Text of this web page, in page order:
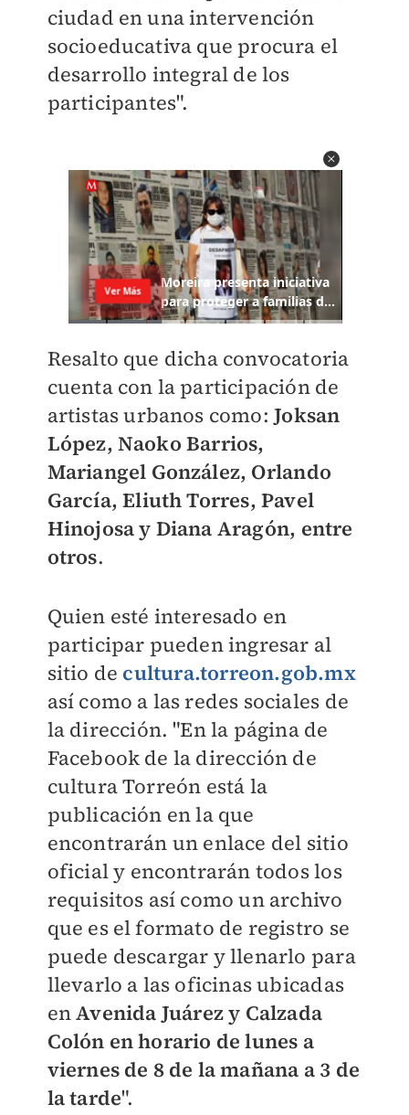
ciudad en una intervención
socioeducativa que procura el
desarrollo integral de los
participantes".
Resalto que dicha convocatoria
cuenta con la participación de
artistas urbanos como:Joksan
López, Naoko Barrios,
Mariangel González, Orlando
García, Eliuth Torres, Pavel
Hinojosa y Diana Aragón, entre
otros.
Quien esté interesado en
participar pueden ingresar al
sitio de cultura.torreon.gob.mx
así como a las redes sociales de
la dirección. "En la página de
Facebook de la dirección de
cultura Torreón está la
publicación en la que
encontrarán un enlace del sitio
oficial y encontrarán todos los
requisitos así como un archivo
que es el formato de registro se
puede descargar y llenarlo para
llevarlo a las oficinas ubicadas
enAvenida Juárez y Calzada
Colón en horario de lunes a
viernes de 8 de la mañana a 3 de
la tarde".